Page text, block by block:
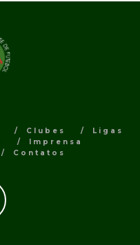
Clubes
Ligas
Imprensa
Contatos